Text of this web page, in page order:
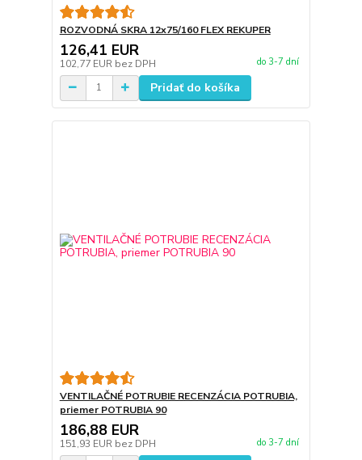
ROZVODNÁ SKRA 12x75/160 FLEX REKUPER
126,41 EUR
102,77 EUR bez DPH do 3-7 dní
Pridať do košíka
VENTILAČNÉ POTRUBIE RECENZÁCIA POTRUBIA,
priemer POTRUBIA 90
186,88 EUR
151,93 EUR bez DPH do 3-7 dní